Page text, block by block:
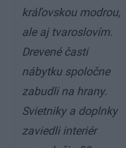
kráľovskou modrou,
ale aj tvaroslovím.
Drevené časti
nábytku spoločne
zabudli na hrany.
Svietniky a doplnky
zaviedli interiér